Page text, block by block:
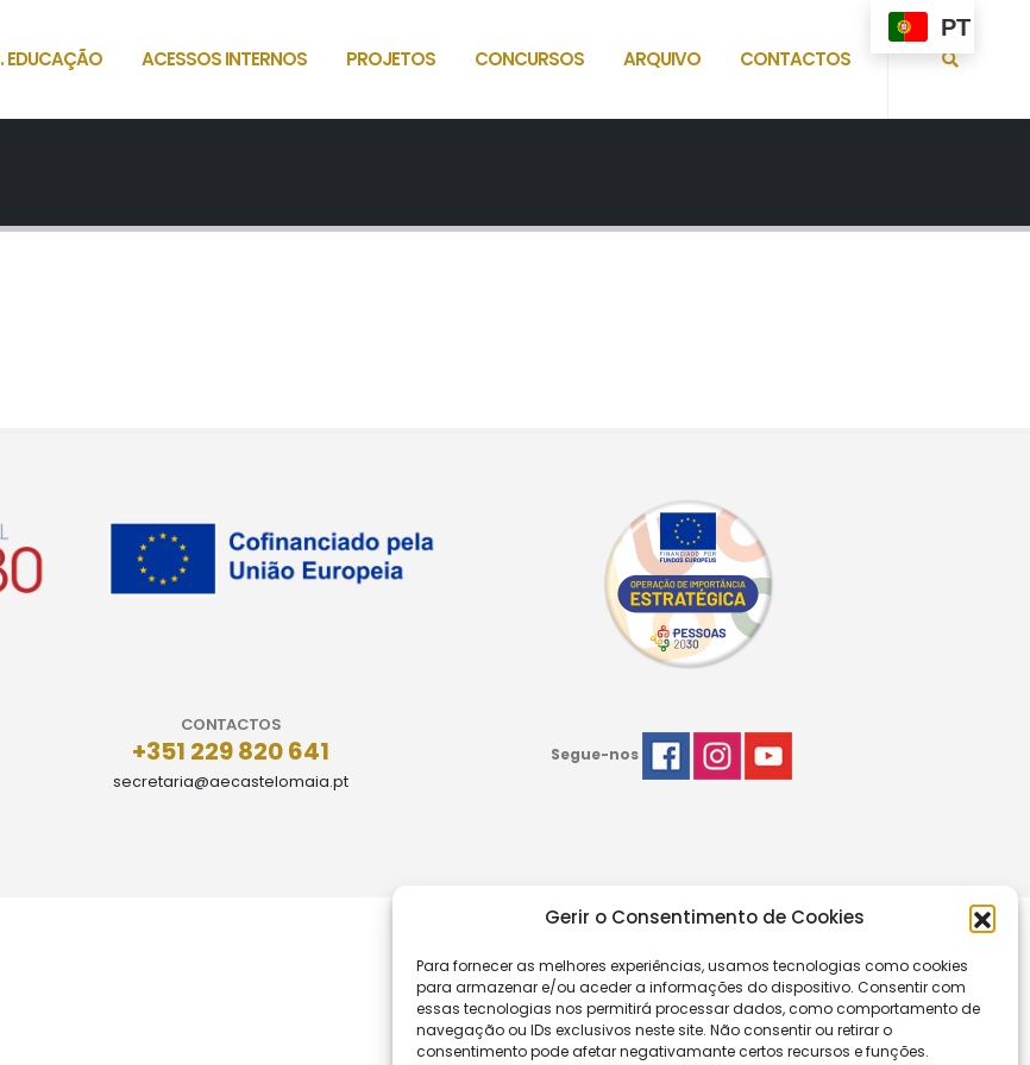
Gerir o Consentimento de Cookies
Para fornecer as melhores experiências, usamos tecnologias como cookies
para armazenar e/ou aceder a informações do dispositivo. Consentir com
essas tecnologias nos permitirá processar dados, como comportamento de
navegação ou IDs exclusivos neste site. Não consentir ou retirar o
consentimento pode afetar negativamante certos recursos e funções.
EDUCAÇÃO ACESSOS INTERNOS PROJETOS CONCURSOS ARQUIVO CONTACTOS
PT
CONTACTOS
+351 229 820 641
secretaria@aecastelomaia.pt
Segue-nos